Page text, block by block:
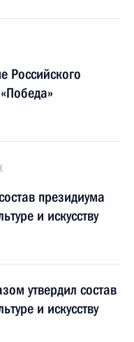
Российского
президиума
и искусству
утвердил состав
и искусству